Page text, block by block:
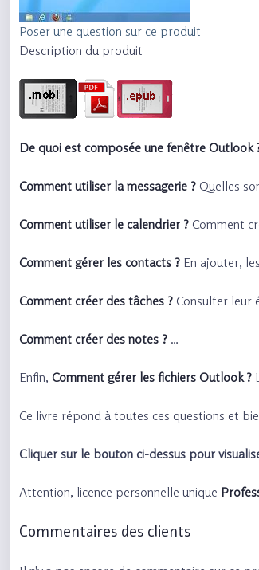
Poser une question sur ce produit
Description du produit
De quoi est composée une fenêtre Outlook
Comment utiliser la messagerie ? Quelles
Comment utiliser le calendrier ? Comment
Comment gérer les contacts ? En ajouter,
Comment créer des tâches ? Consulter leur
Comment créer des notes ? …
Enfin, Comment gérer les fichiers Outlook ?
Ce livre répond à toutes ces questions et
Cliquer sur le bouton ci-dessus pour
Attention, licence personnelle unique
Commentaires des clients